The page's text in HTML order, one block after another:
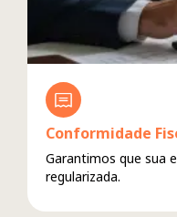
Conformidade
Garantimos que sua
regularizada.